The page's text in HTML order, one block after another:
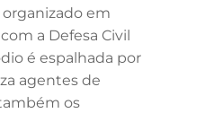
organizado em
a Defesa Civil
é espalhada por
agentes de
os